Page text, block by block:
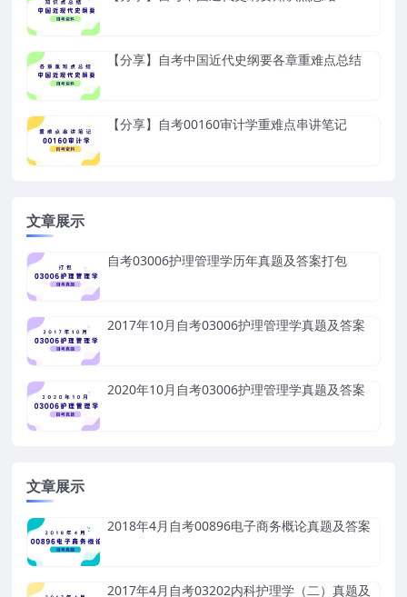
【分享】自考中国近代史纲要各章重难点总结
【分享】自考00160审计学重难点串讲笔记
文章展示
自考03006护理管理学历年真题及答案打包
2017年10月自考03006护理管理学真题及答案
2020年10月自考03006护理管理学真题及答案
文章展示
2018年4月自考00896电子商务概论真题及答案
2017年4月自考03202内科护理学（二）真题及